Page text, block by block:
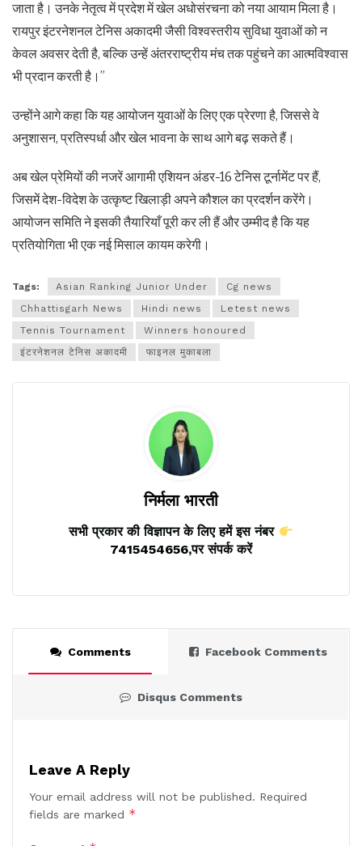
जाता है। उनके नेतृत्व में प्रदेश में खेल अधोसंरचना को नया आयाम मिला है।
रायपुर इंटरनेशनल टेनिस अकादमी जैसी विश्वस्तरीय सुविधा युवाओं को न
केवल अवसर देती है, बल्कि उन्हें अंतरराष्ट्रीय मंच तक पहुंचने का आत्मविश्वास
भी प्रदान करती है।”
उन्होंने आगे कहा कि यह आयोजन युवाओं के लिए एक प्रेरणा है, जिससे वे
अनुशासन, प्रतिस्पर्धा और खेल भावना के साथ आगे बढ़ सकते हैं।
अब खेल प्रेमियों की नजरें आगामी एशियन अंडर-16 टेनिस टूर्नामेंट पर हैं,
जिसमें देश-विदेश के उत्कृष्ट खिलाड़ी अपने कौशल का प्रदर्शन करेंगे।
आयोजन समिति ने इसकी तैयारियाँ पूरी कर ली हैं और उम्मीद है कि यह
प्रतियोगिता भी एक नई मिसाल कायम करेगी।
Tags: Asian Ranking Junior Under
Cg news
Chhattisgarh News
Hindi news
Letest news
Tennis Tournament
Winners honoured
इंटरनेशनल टेनिस अकादमी
फाइनल मुकाबला
निर्मला भारती
सभी प्रकार की विज्ञापन के लिए हमें इस नंबर
7415454656,पर संपर्क करें
Comments Facebook Comments
Disqus Comments
Leave A Reply
Your email address will not be published. Required
fields are marked *